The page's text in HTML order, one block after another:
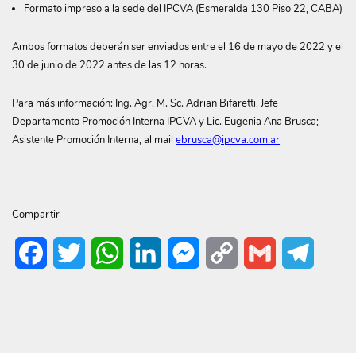
Formato impreso a la sede del IPCVA (Esmeralda 130 Piso 22, CABA)
Ambos formatos deberán ser enviados entre el 16 de mayo de 2022 y el
30 de junio de 2022 antes de las 12 horas.
Para más información: Ing. Agr. M. Sc. Adrian Bifaretti, Jefe
Departamento Promoción Interna IPCVA y Lic. Eugenia Ana Brusca;
Asistente Promoción Interna, al mail ebrusca@ipcva.com.ar
Compartir
FacebookTwitter WhatsAppLinkedIn Messenger
Copy
Gmail